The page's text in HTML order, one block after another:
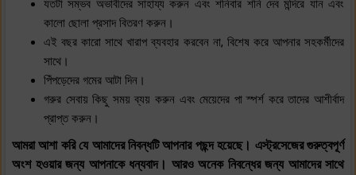
যতটা সম্ভব অভাবীদের সাহায্য করুন এবং শনিবার শনি দেব মন্দিরে যান এবং
কালো ছোলা প্রসাদ বিতরণ করুন।
এই বছর কারো সাথে খারাপ ব্যবহার করবেন না, বিশেষ করে আপনার সহকর্মীদের
সাথে।
পিঁপড়েদের গমের আটা দিন।
গরুর সেবায় কিছু সময় ব্যয় করুন এবং মেয়েদের পা স্পর্শ করে তাদের আশীর্বাদ
প্রাপ্ত করুন।
আমরা আশা করি যে আমাদের নিবন্ধটি আপনার পছন্দ হয়েছে। এস্ট্রসেজের গুরুত্বপূর্ণ
অংশ হওয়ার জন্য আপনাকে ধন্যবাদ। আরও অনেক নিবন্ধের জন্য আমাদের সাথে